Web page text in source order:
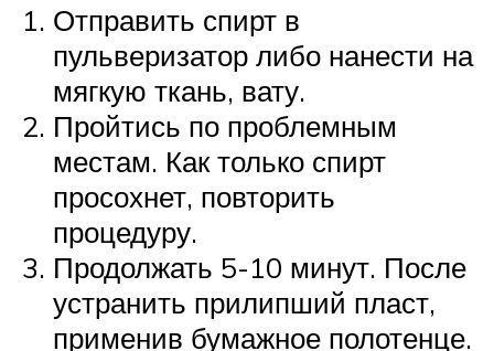
Отправить спирт в
пульверизатор либо нанести на
мягкую ткань, вату.
Пройтись по проблемным
местам. Как только спирт
просохнет, повторить
процедуру.
Продолжать 5-10 минут. После
устранить прилипший пласт,
применив бумажное полотенце.